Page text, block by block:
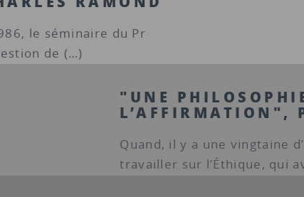
le séminaire du Pr
de (…)
"UNE
L’AFFIRMATION",
Quand, il y a une vingtaine
travailler sur l’Éthique, qui